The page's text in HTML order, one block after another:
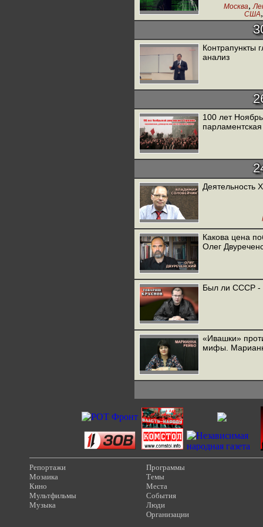
Москва,
США
Испания,
Италия,
Контрапункты
анализ
100 лет
Деятельность
Какова цена
Олег
Был ли СССР -
«Ивашки»
мифы.
Репортажи
Мозаика
Кино
Мультфильмы
Музыка
Программы
Темы
Места
События
Люди
Организации